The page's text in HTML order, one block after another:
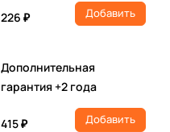
226 ₽ Добавить
Дополнительная
гарантия +2 года
415 ₽ Добавить